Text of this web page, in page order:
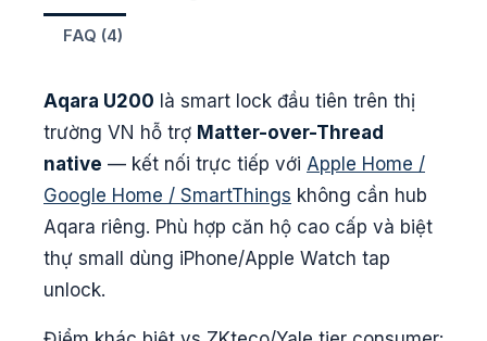
FAQ (4)
Aqara U200 là smart lock đầu tiên trên thị
trường VN hỗ trợ Matter-over-Thread
native — kết nối trực tiếp với Apple Home /
Google Home / SmartThings không cần hub
Aqara riêng. Phù hợp căn hộ cao cấp và biệt
thự small dùng iPhone/Apple Watch tap
unlock.